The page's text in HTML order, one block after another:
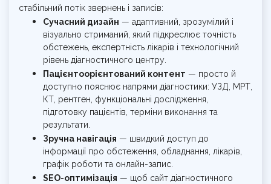
стабільний потік звернень і записів:
Сучасний дизайн — адаптивний, зрозумілий і
візуально стриманий, який підкреслює точність
обстежень, експертність лікарів і технологічний
рівень діагностичного центру.
Пацієнтоорієнтований контент — просто й
доступно пояснює напрями діагностики: УЗД, МРТ,
КТ, рентген, функціональні дослідження,
підготовку пацієнтів, терміни виконання та
результати.
Зручна навігація — швидкий доступ до
інформації про обстеження, обладнання, лікарів,
графік роботи та онлайн-запис.
SEO-оптимізація — щоб сайт діагностичного